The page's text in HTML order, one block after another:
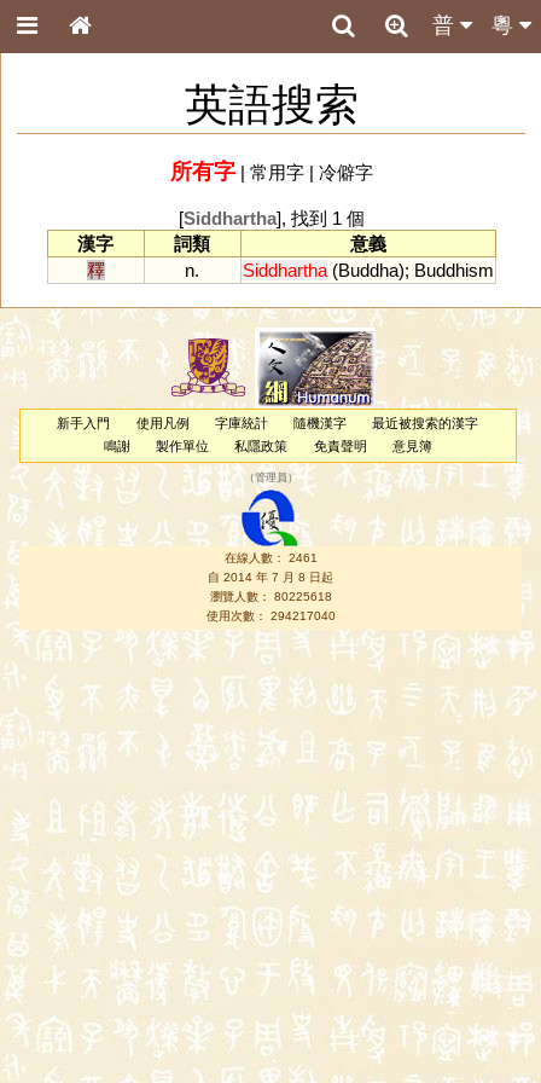
粵
普
英語搜索
所有字| 常用字| 冷僻字
[Siddhartha], 找到 1 個
漢字
詞類
意義
釋
n. Siddhartha(Buddha); Buddhism
新手入門 使用凡例 字庫統計 隨機漢字
最近被搜索的漢字
鳴謝
製作單位 私隱政策 免責聲明 意見簿
（管理員 ）
在線人數： 2461
自 2014 年 7 月 8 日起
瀏覽人數： 80225618
使用次數： 294217040